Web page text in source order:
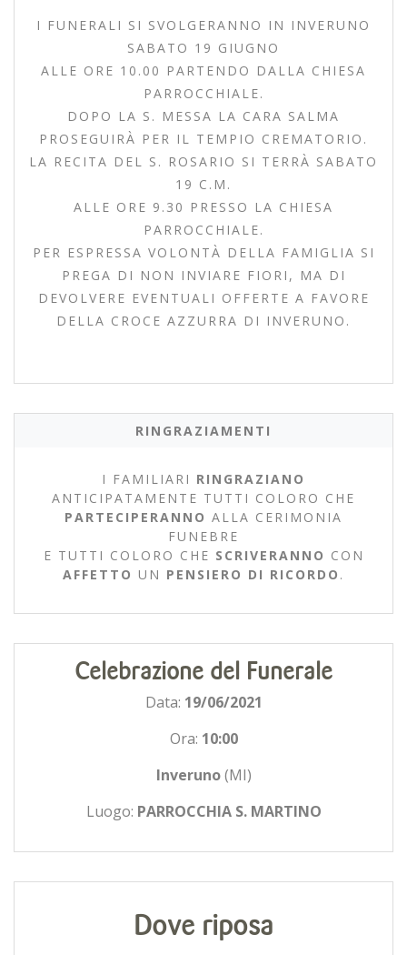
I FUNERALI SI SVOLGERANNO IN INVERUNO
SABATO 19 GIUGNO
ALLE ORE 10.00 PARTENDO DALLA CHIESA
PARROCCHIALE.
DOPO LA S. MESSA LA CARA SALMA
PROSEGUIRÀ PER IL TEMPIO CREMATORIO.
LA RECITA DEL S. ROSARIO SI TERRÀ SABATO
19 C.M.
ALLE ORE 9.30 PRESSO LA CHIESA
PARROCCHIALE.
PER ESPRESSA VOLONTÀ DELLA FAMIGLIA SI
PREGA DI NON INVIARE FIORI, MA DI
DEVOLVERE EVENTUALI OFFERTE A FAVORE
DELLA CROCE AZZURRA DI INVERUNO.
RINGRAZIAMENTI
I FAMILIARI RINGRAZIANO
ANTICIPATAMENTE TUTTI COLORO CHE
PARTECIPERANNO ALLA CERIMONIA
FUNEBRE
E TUTTI COLORO CHE SCRIVERANNO CON
AFFETTO UN PENSIERO DI RICORDO .
Celebrazione del Funerale
Data: 19/06/2021
Ora: 10:00
Inveruno(MI)
Luogo: PARROCCHIA S. MARTINO
Dove riposa